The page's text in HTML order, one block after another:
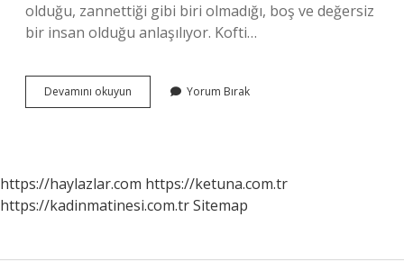
olduğu, zannettiği gibi biri olmadığı, boş ve değersiz
bir insan olduğu anlaşılıyor. Kofti…
Devamını okuyun
Içi
Yorum Bırak
https://haylazlar.com https://ketuna.com.tr
https://kadinmatinesi.com.trSitemap